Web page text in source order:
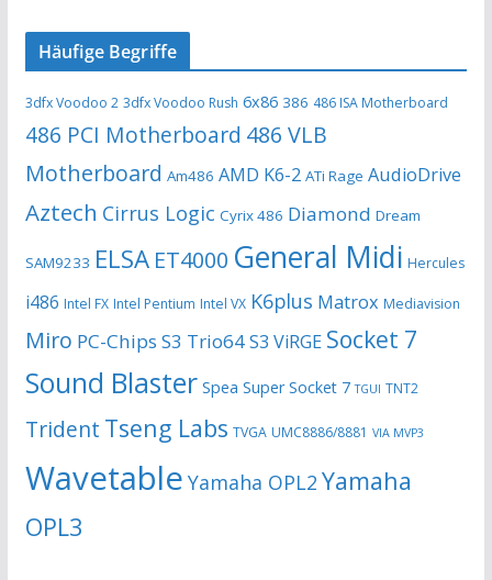
Häufige Begriffe
3dfx Voodoo 2 3dfx Voodoo Rush 6x86 386 486 ISA Motherboard
486 PCI Motherboard 486 VLB
Motherboard Am486 AMD K6-2 ATi Rage AudioDrive
Aztech Cirrus Logic Cyrix 486 Diamond Dream
SAM9233 ELSA ET4000 General Midi Hercules
i486 Intel FX Intel Pentium Intel VX K6plus Matrox Mediavision
Miro PC-Chips S3 Trio64S3 ViRGE Socket 7
Sound Blaster Spea Super Socket 7 TGUI TNT2
Trident Tseng Labs TVGA UMC8886/8881 VIA MVP3
Wavetable Yamaha OPL2 Yamaha
OPL3